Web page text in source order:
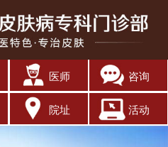
医师 咨询
院址 活动